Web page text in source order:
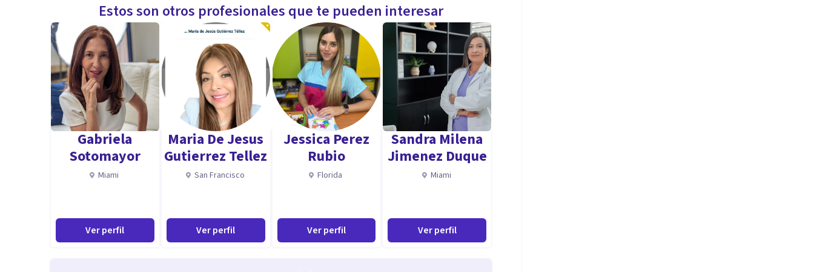
International certification Jeffrey Zeig, advanced training (The Milton H. Erickson Foundation).
Diplomado Internacional de Hipnosis Clínica (IMHC).
Estos son otros profesionales que te pueden interesar
Gabriela
Sotomayor
Miami
Ver perfil
Maria De Jesus
Gutierrez Tellez
San Francisco
Ver perfil
Jessica Perez
Rubio
Florida
Ver perfil
Sandra Milena
Jimenez Duque
Miami
Ver perfil